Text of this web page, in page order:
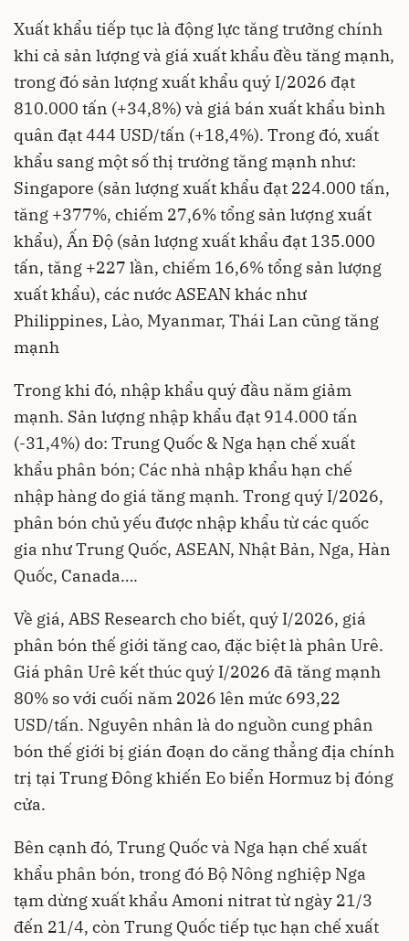
Xuất khẩu tiếp tục là động lực tăng trưởng chính
khi cả sản lượng và giá xuất khẩu đều tăng mạnh,
trong đó sản lượng xuất khẩu quý I/2026 đạt
810.000 tấn (+34,8%) và giá bán xuất khẩu bình
quân đạt 444 USD/tấn (+18,4%). Trong đó, xuất
khẩu sang một số thị trường tăng mạnh như:
Singapore (sản lượng xuất khẩu đạt 224.000 tấn,
tăng +377%, chiếm 27,6% tổng sản lượng xuất
khẩu), Ấn Độ (sản lượng xuất khẩu đạt 135.000
tấn, tăng +227 lần, chiếm 16,6% tổng sản lượng
xuất khẩu), các nước ASEAN khác như
Philippines, Lào, Myanmar, Thái Lan cũng tăng
mạnh
Trong khi đó, nhập khẩu quý đầu năm giảm
mạnh. Sản lượng nhập khẩu đạt 914.000 tấn
(-31,4%) do: Trung Quốc & Nga hạn chế xuất
khẩu phân bón; Các nhà nhập khẩu hạn chế
nhập hàng do giá tăng mạnh. Trong quý I/2026,
phân bón chủ yếu được nhập khẩu từ các quốc
gia như Trung Quốc, ASEAN, Nhật Bản, Nga, Hàn
Quốc, Canada….
Về giá, ABS Research cho biết, quý I/2026, giá
phân bón thế giới tăng cao, đặc biệt là phân Urê.
Giá phân Urê kết thúc quý I/2026 đã tăng mạnh
80% so với cuối năm 2026 lên mức 693,22
USD/tấn. Nguyên nhân là do nguồn cung phân
bón thế giới bị gián đoạn do căng thẳng địa chính
trị tại Trung Đông khiến Eo biển Hormuz bị đóng
cửa.
Bên cạnh đó, Trung Quốc và Nga hạn chế xuất
khẩu phân bón, trong đó Bộ Nông nghiệp Nga
tạm dừng xuất khẩu Amoni nitrat từ ngày 21/3
đến 21/4, còn Trung Quốc tiếp tục hạn chế xuất